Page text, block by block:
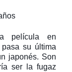
película en
su última
japonés. Son
ser la fugaz